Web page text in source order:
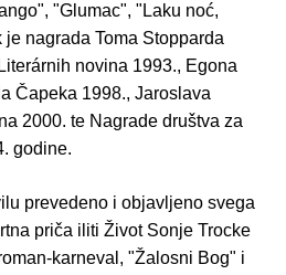
"Glumac", "Laku noć,
nagrada Toma Stopparda
novina 1993., Egona
Čapeka 1998., Jaroslava
2000. te Nagrade društva za
godine.
prevedeno i objavljeno svega
priča iliti Život Sonje Trocke
karneval, "Žalosni Bog" i